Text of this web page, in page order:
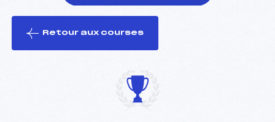
le ski
Retour aux courses